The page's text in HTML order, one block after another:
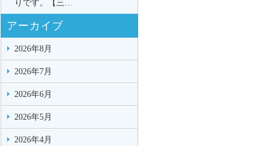
りです。【三…
アーカイブ
2026年8月
2026年7月
2026年6月
2026年5月
2026年4月